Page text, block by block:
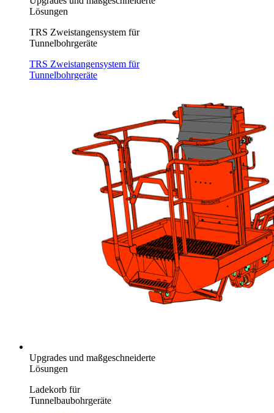
Lösungen
TRS Zweistangensystem für
Tunnelbohrgeräte
TRS Zweistangensystem für
Tunnelbohrgeräte
Upgrades und maßgeschneiderte
Lösungen
Ladekorb für
Tunnelbaubohrgeräte